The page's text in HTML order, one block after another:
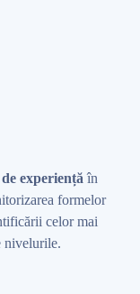
experiență în
formelor
celor mai
nivelurile.